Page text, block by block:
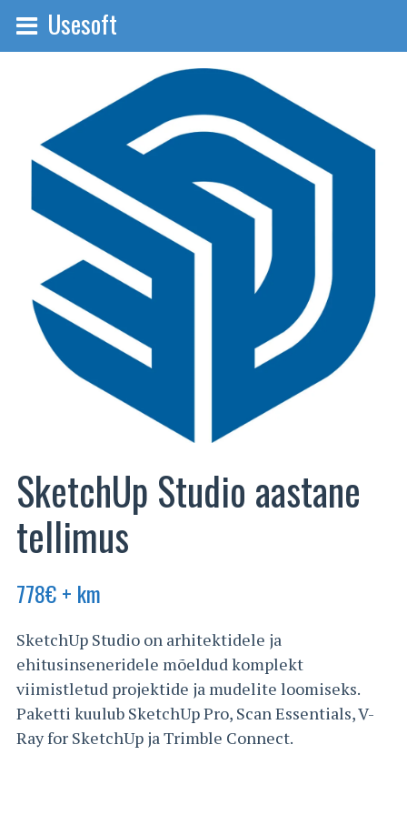
Usesoft
SketchUp Studio aastane
tellimus
778€+ km
SketchUp Studio on arhitektidele ja
ehitusinseneridele mõeldud komplekt
viimistletud projektide ja mudelite loomiseks.
Paketti kuulub SketchUp Pro, Scan Essentials, V-
Ray for SketchUp ja Trimble Connect.